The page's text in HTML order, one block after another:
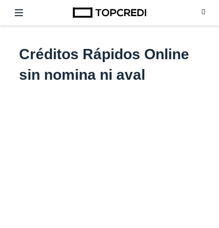
Créditos Rápidos Online
sin nomina ni aval